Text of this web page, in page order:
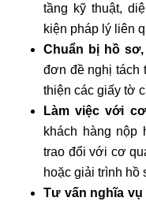
tầng kỹ thuật,
kiện pháp lý liên
Chuẩn bị hồ sơ,
đơn đề nghị tách
thiện các giấy tờ
Làm việc với
khách hàng nộp
trao đổi với cơ
hoặc giải trình hồ
Tư vấn nghĩa vụ